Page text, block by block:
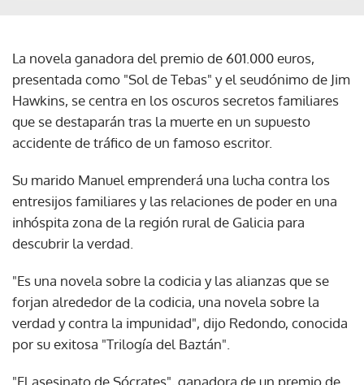
La novela ganadora del premio de 601.000 euros,
presentada como "Sol de Tebas" y el seudónimo de Jim
Hawkins, se centra en los oscuros secretos familiares
que se destaparán tras la muerte en un supuesto
accidente de tráfico de un famoso escritor.
Su marido Manuel emprenderá una lucha contra los
entresijos familiares y las relaciones de poder en una
inhóspita zona de la región rural de Galicia para
descubrir la verdad.
"Es una novela sobre la codicia y las alianzas que se
forjan alrededor de la codicia, una novela sobre la
verdad y contra la impunidad", dijo Redondo, conocida
por su exitosa "Trilogía del Baztán".
"El asesinato de Sócrates", ganadora de un premio de